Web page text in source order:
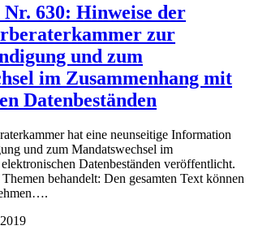
630: Hinweise der
zur
und zum
im Zusammenhang mit
Datenbeständen
hat eine neunseitige Information
und zum Mandatswechsel im
Datenbeständen veröffentlicht.
behandelt: Den gesamten Text können